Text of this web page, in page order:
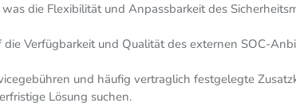
die Flexibilität und Anpassbarkeit des
Verfügbarkeit und Qualität des externen SOC-
und häufig vertraglich festgelegte
Lösung suchen.